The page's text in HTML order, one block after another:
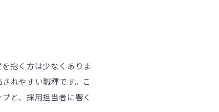
抱く方は少なくありま
れやすい職種です。こ
と、採用担当者に響く